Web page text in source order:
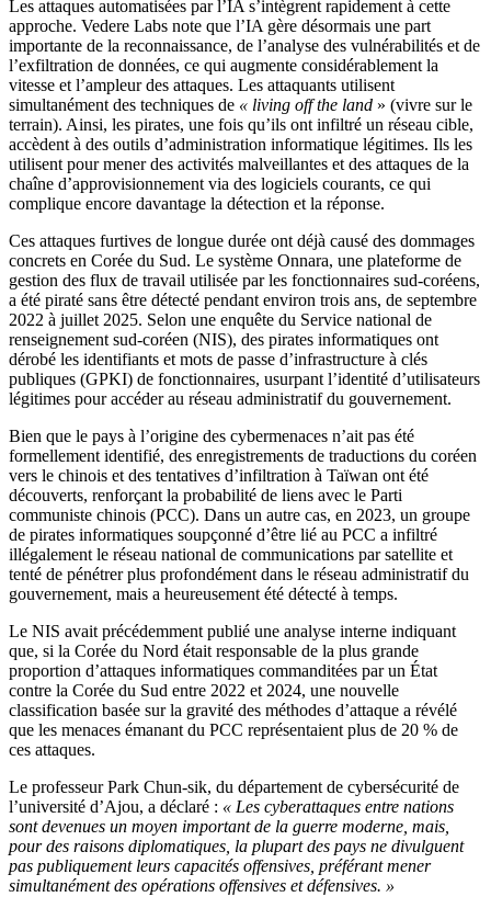
Les attaques automatisées par l’IA s’intègrent rapidement à cette
approche. Vedere Labs note que l’IA gère désormais une part
importante de la reconnaissance, de l’analyse des vulnérabilités et de
l’exfiltration de données, ce qui augmente considérablement la
vitesse et l’ampleur des attaques. Les attaquants utilisent
simultanément des techniques de « living off the land » (vivre sur le
terrain). Ainsi, les pirates, une fois qu’ils ont infiltré un réseau cible,
accèdent à des outils d’administration informatique légitimes. Ils les
utilisent pour mener des activités malveillantes et des attaques de la
chaîne d’approvisionnement via des logiciels courants, ce qui
complique encore davantage la détection et la réponse.
Ces attaques furtives de longue durée ont déjà causé des dommages
concrets en Corée du Sud. Le système Onnara, une plateforme de
gestion des flux de travail utilisée par les fonctionnaires sud-coréens,
a été piraté sans être détecté pendant environ trois ans, de septembre
2022 à juillet 2025. Selon une enquête du Service national de
renseignement sud-coréen (NIS), des pirates informatiques ont
dérobé les identifiants et mots de passe d’infrastructure à clés
publiques (GPKI) de fonctionnaires, usurpant l’identité d’utilisateurs
légitimes pour accéder au réseau administratif du gouvernement.
Bien que le pays à l’origine des cybermenaces n’ait pas été
formellement identifié, des enregistrements de traductions du coréen
vers le chinois et des tentatives d’infiltration à Taïwan ont été
découverts, renforçant la probabilité de liens avec le Parti
communiste chinois (PCC). Dans un autre cas, en 2023, un groupe
de pirates informatiques soupçonné d’être lié au PCC a infiltré
illégalement le réseau national de communications par satellite et
tenté de pénétrer plus profondément dans le réseau administratif du
gouvernement, mais a heureusement été détecté à temps.
Le NIS avait précédemment publié une analyse interne indiquant
que, si la Corée du Nord était responsable de la plus grande
proportion d’attaques informatiques commanditées par un État
contre la Corée du Sud entre 2022 et 2024, une nouvelle
classification basée sur la gravité des méthodes d’attaque a révélé
que les menaces émanant du PCC représentaient plus de 20 % de
ces attaques.
Le professeur Park Chun-sik, du département de cybersécurité de
l’université d’Ajou, a déclaré : « Les cyberattaques entre nations
sont devenues un moyen important de la guerre moderne, mais,
pour des raisons diplomatiques, la plupart des pays ne divulguent
pas publiquement leurs capacités offensives, préférant mener
simultanément des opérations offensives et défensives. »